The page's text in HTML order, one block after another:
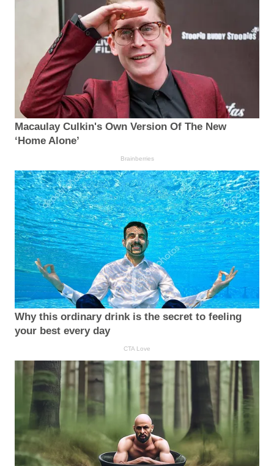
Macaulay Culkin's Own Version Of The New
‘Home Alone’
Brainberries
Why this ordinary drink is the secret to feeling
your best every day
CTA Love